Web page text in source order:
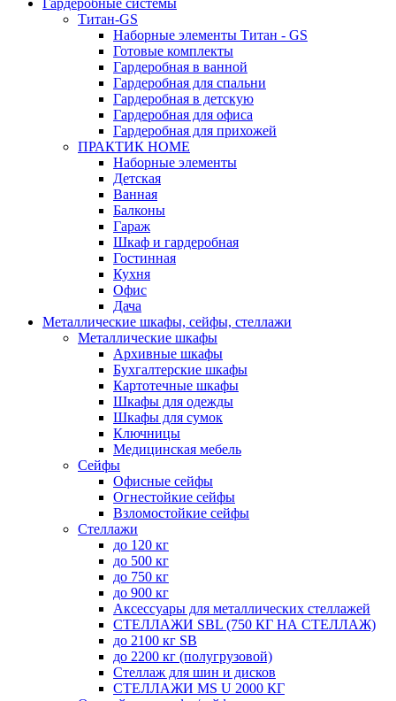
Гардеробные системы
Титан-GS
Наборные элементы Титан - GS
Готовые комплекты
Гардеробная в ванной
Гардеробная для спальни
Гардеробная в детскую
Гардеробная для офиса
Гардеробная для прихожей
ПРАКТИК HOME
Наборные элементы
Детская
Ванная
Балконы
Гараж
Шкаф и гардеробная
Гостинная
Кухня
Офис
Дача
Металлические шкафы, сейфы, стеллажи
Металлические шкафы
Архивные шкафы
Бухгалтерские шкафы
Картотечные шкафы
Шкафы для одежды
Шкафы для сумок
Ключницы
Медицинская мебель
Сейфы
Офисные сейфы
Огнестойкие сейфы
Взломостойкие сейфы
Стеллажи
до 120 кг
до 500 кг
до 750 кг
до 900 кг
Аксессуары для металлических стеллажей
СТЕЛЛАЖИ SBL (750 КГ НА СТЕЛЛАЖ)
до 2100 кг SB
до 2200 кг (полугрузовой)
Стеллаж для шин и дисков
СТЕЛЛАЖИ MS U 2000 КГ